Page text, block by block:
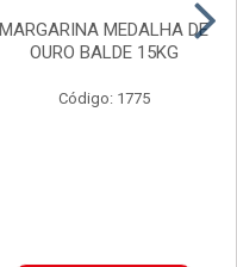
MARGARINA MEDALHA DE
OURO BALDE 15KG
Código: 1775